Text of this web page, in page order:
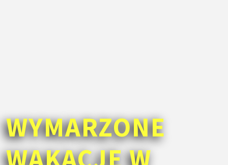
WYMARZONE